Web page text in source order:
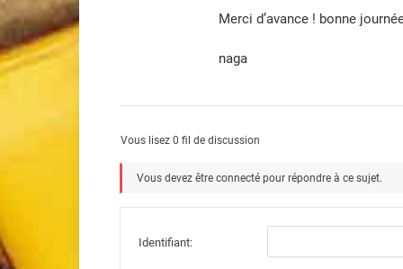
Merci d’avance ! bonne
naga
Vous lisez 0 fil de discussion
Vous devez être connecté pour répondre à ce sujet.
Identifiant: